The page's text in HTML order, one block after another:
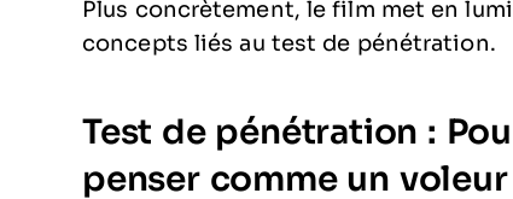
Plus concrètement, le film met en
concepts liés au test de pénétration.
Test de pénétration :
penser comme un voleur